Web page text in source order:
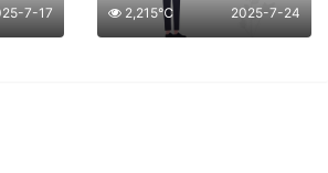
7-17 2025-7-24
2,215℃